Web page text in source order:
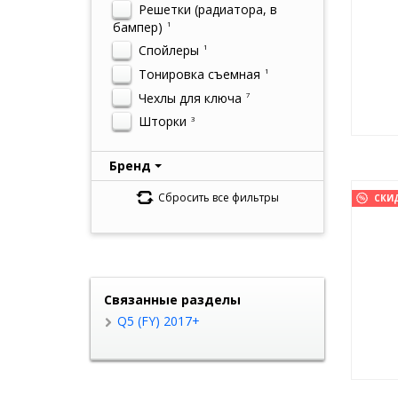
Решетки (радиатора, в
бампер)
1
Спойлеры 1
Тонировка съемная 1
Чехлы для ключа 7
Шторки 3
Бренд
Сбросить все фильтры
Связанные разделы
Q5 (FY) 2017+